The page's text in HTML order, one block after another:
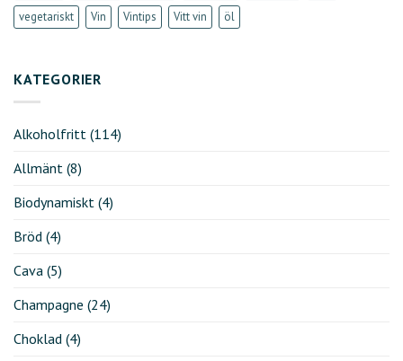
vegetariskt
Vin Vintips Vitt vin öl
KATEGORIER
Alkoholfritt (114)
Allmänt (8)
Biodynamiskt (4)
Bröd (4)
Cava (5)
Champagne (24)
Choklad (4)